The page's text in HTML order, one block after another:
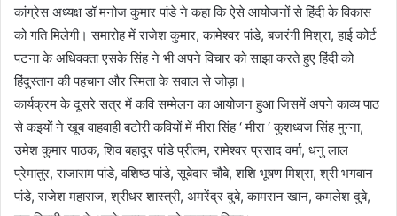
कांग्रेस अध्यक्ष डॉ मनोज कुमार पांडे ने कहा कि ऐसे आयोजनों से हिंदी के विकास
को गति मिलेगी। समारोह में राजेश कुमार, कामेश्वर पांडे, बजरंगी मिश्रा, हाई कोर्ट
पटना के अधिवक्ता एसके सिंह ने भी अपने विचार को साझा करते हुए हिंदी को
हिंदुस्तान की पहचान और स्मिता के सवाल से जोड़ा।
कार्यक्रम के दूसरे सत्र में कवि सम्मेलन का आयोजन हुआ जिसमें अपने काव्य पाठ
से कइयों ने खूब वाहवाही बटोरी कवियों में मीरा सिंह ‘ मीरा ‘ कुशध्वज सिंह मुन्ना,
उमेश कुमार पाठक, शिव बहादुर पांडे प्रीतम, रामेश्वर प्रसाद वर्मा, धनु लाल
प्रेमातुर, राजाराम पांडे, वशिष्ठ पांडे, सूबेदार चौबे, शशि भूषण मिश्रा, श्री भगवान
पांडे, राजेश महाराज, श्रीधर शास्त्री, अमरेंद्र दुबे, कामरान खान, कमलेश दुबे,